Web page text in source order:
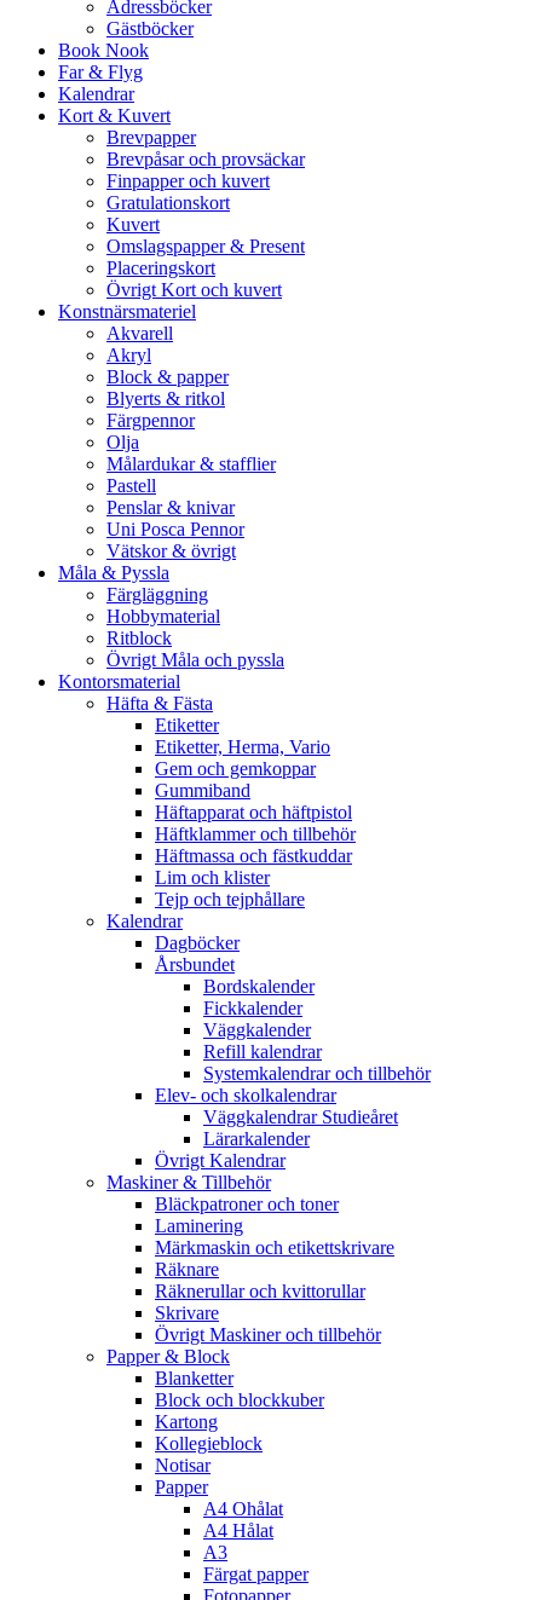
Adressböcker
Gästböcker
Book Nook
Far & Flyg
Kalendrar
Kort & Kuvert
Brevpapper
Brevpåsar och provsäckar
Finpapper och kuvert
Gratulationskort
Kuvert
Omslagspapper & Present
Placeringskort
Övrigt Kort och kuvert
Konstnärsmateriel
Akvarell
Akryl
Block & papper
Blyerts & ritkol
Färgpennor
Olja
Målardukar & stafflier
Pastell
Penslar & knivar
Uni Posca Pennor
Vätskor & övrigt
Måla & Pyssla
Färgläggning
Hobbymaterial
Ritblock
Övrigt Måla och pyssla
Kontorsmaterial
Häfta & Fästa
Etiketter
Etiketter, Herma, Vario
Gem och gemkoppar
Gummiband
Häftapparat och häftpistol
Häftklammer och tillbehör
Häftmassa och fästkuddar
Lim och klister
Tejp och tejphållare
Kalendrar
Dagböcker
Årsbundet
Bordskalender
Fickkalender
Väggkalender
Refill kalendrar
Systemkalendrar och tillbehör
Elev- och skolkalendrar
Väggkalendrar Studieåret
Lärarkalender
Övrigt Kalendrar
Maskiner & Tillbehör
Bläckpatroner och toner
Laminering
Märkmaskin och etikettskrivare
Räknare
Räknerullar och kvittorullar
Skrivare
Övrigt Maskiner och tillbehör
Papper & Block
Blanketter
Block och blockkuber
Kartong
Kollegieblock
Notisar
Papper
A4 Ohålat
A4 Hålat
A3
Färgat papper
Fotopapper